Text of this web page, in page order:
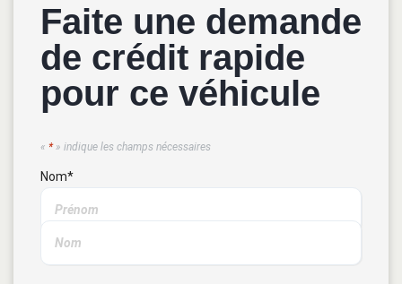
Faite une demande
de crédit rapide
pour ce véhicule
« *» indique les champs nécessaires
Nom*